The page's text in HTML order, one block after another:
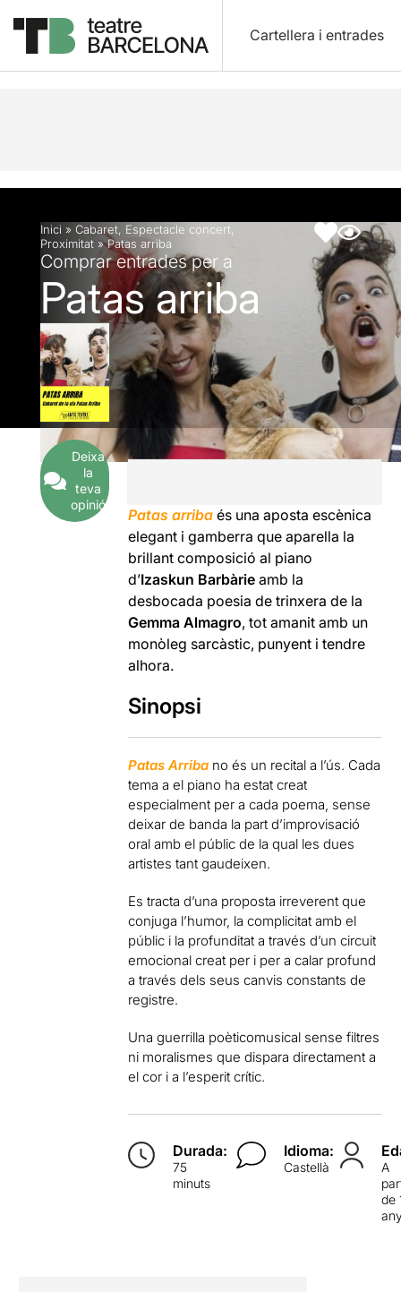
Cartellera i entrades
Descripció Fitxa artística Fotos i vídeos
Inici » Cabaret, Espectacle concert
Proximitat »Patas arriba
Comprar entrades per a
Patas arriba
Deixa
la
teva
opinió
Patas arriba és una aposta escènica
elegant i gamberra que aparella la
brillant composició al piano
d’Izaskun Barbàrie amb la
desbocada poesia de trinxera de la
Gemma Almagro, tot amanit amb un
monòleg sarcàstic, punyent i tendre
alhora.
Sinopsi
Patas Arriba no és un recital a l’ús. Cada
tema a el piano ha estat creat
especialment per a cada poema, sense
deixar de banda la part d’improvisació
oral amb el públic de la qual les dues
artistes tant gaudeixen.
Es tracta d’una proposta irreverent que
conjuga l’humor, la complicitat amb el
públic i la profunditat a través d’un circuit
emocional creat per i per a calar profund
a través dels seus canvis constants de
registre.
Una guerrilla poèticomusical sense filtres
ni moralismes que dispara directament a
el cor i a l’esperit crític.
Durada:
75
minuts
Idioma:
Castellà
A
de